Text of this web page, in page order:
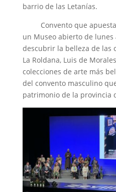
barrio de las Letanías.
Convento que apuesta
un Museo abierto de lunes
descubrir la belleza de las
La Roldana, Luis de
colecciones de arte más
del convento masculino
patrimonio de la provincia